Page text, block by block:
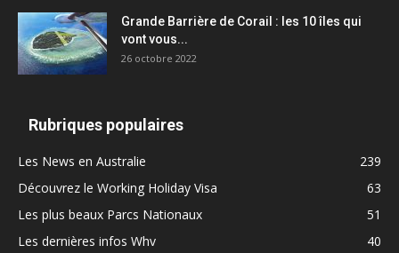
Grande Barrière de Corail : les 10 îles qui
vont vous...
26 octobre 2022
Rubriques populaires
Les News en Australie
239
Découvrez le Working Holiday Visa
63
Les plus beaux Parcs Nationaux
51
Les dernières infos Whv
40